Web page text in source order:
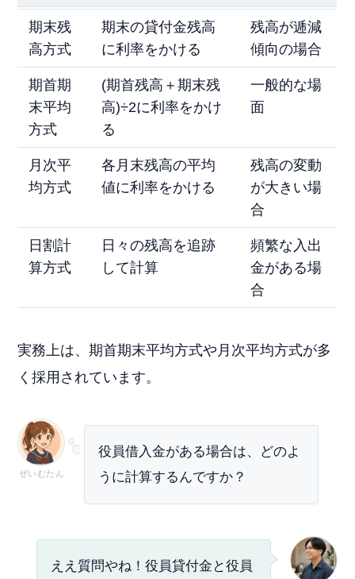
期末残
高方式
期末の貸付金残高
に利率をかける
残高が逓減
傾向の場合
期首期
末平均
方式
(期首残高＋期末残
高)÷2に利率をかけ
る
一般的な場
面
月次平
均方式
各月末残高の平均
値に利率をかける
残高の変動
が大きい場
合
日割計
算方式
日々の残高を追跡
して計算
頻繁な入出
金がある場
合
実務上は、期首期末平均方式や月次平均方式が多
く採用されています。
ぜいむたん
役員借入金がある場合は、どのよ
うに計算するんですか？
ええ質問やね！役員貸付金と役員